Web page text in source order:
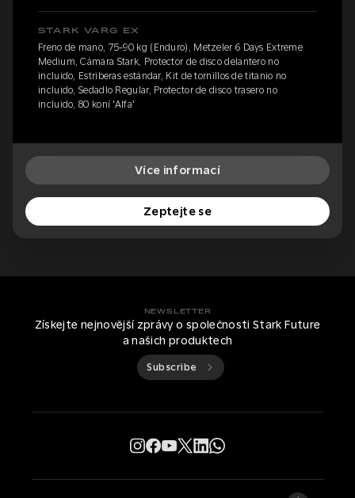
STARK VARG EX
Freno de mano, 75-90 kg (Enduro), Metzeler 6 Days Extreme
Medium, Cámara Stark, Protector de disco delantero no
incluido, Estriberas estándar, Kit de tornillos de titanio no
incluido, Sedadlo Regular, Protector de disco trasero no
incluido, 80 koní 'Alfa'
Více informací
Zeptejte se
NEWSLETTER
Získejte nejnovější zprávy o společnosti Stark Future
a našich produktech
Subscribe